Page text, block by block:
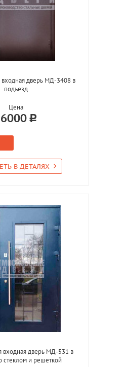
входная дверь МД-3408 в
подъезд
Цена
В ДЕТАЛЯХ
входная дверь МД-531 в
стеклом и решеткой